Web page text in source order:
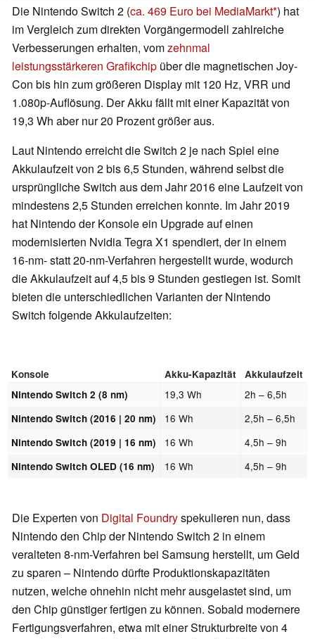
Die Nintendo Switch 2 (ca. 469 Euro bei MediaMarkt ) hat
im Vergleich zum direkten Vorgängermodell zahlreiche
Verbesserungen erhalten, vomzehnmal
leistungsstärkeren Grafikchip über die magnetischen Joy-
Con bis hin zum größeren Display mit 120 Hz, VRR und
1.080p-Auflösung. Der Akku fällt mit einer Kapazität von
19,3 Wh aber nur 20 Prozent größer aus.
Laut Nintendo erreicht die Switch 2 je nach Spiel eine
Akkulaufzeit von 2 bis 6,5 Stunden, während selbst die
ursprüngliche Switch aus dem Jahr 2016 eine Laufzeit von
mindestens 2,5 Stunden erreichen konnte. Im Jahr 2019
hat Nintendo der Konsole ein Upgrade auf einen
modernisierten Nvidia Tegra X1 spendiert, der in einem
16-nm- statt 20-nm-Verfahren hergestellt wurde, wodurch
die Akkulaufzeit auf 4,5 bis 9 Stunden gestiegen ist. Somit
bieten die unterschiedlichen Varianten der Nintendo
Switch folgende Akkulaufzeiten:
Konsole Akku-Kapazität
Akkulaufzeit
Nintendo Switch 2 (8 nm)
19,3 Wh 2h – 6,5h
Nintendo Switch (2016 | 20 nm) 16 Wh 2,5h – 6,5h
Nintendo Switch (2019 | 16 nm) 16 Wh 4,5h – 9h
Nintendo Switch OLED (16 nm) 16 Wh 4,5h – 9h
Die Experten von Digital Foundryspekulieren nun, dass
Nintendo den Chip der Nintendo Switch 2 in einem
veralteten 8-nm-Verfahren bei Samsung herstellt, um Geld
zu sparen – Nintendo dürfte Produktionskapazitäten
nutzen, welche ohnehin nicht mehr ausgelastet sind, um
den Chip günstiger fertigen zu können. Sobald modernere
Fertigungsverfahren, etwa mit einer Strukturbreite von 4